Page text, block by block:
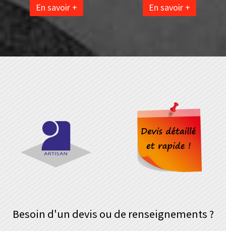
En savoir + En savoir +
Besoin d'un devis ou de renseignements ?